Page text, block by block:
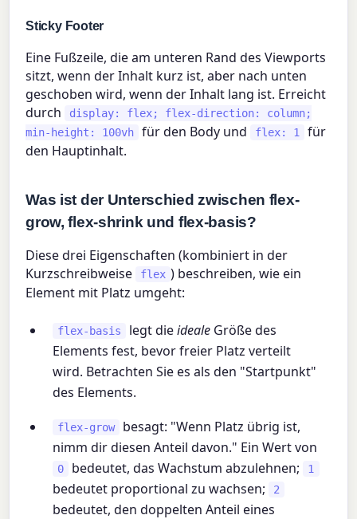
Sticky Footer
Eine Fußzeile, die am unteren Rand des Viewports
sitzt, wenn der Inhalt kurz ist, aber nach unten
geschoben wird, wenn der Inhalt lang ist. Erreicht
durch
display: flex; flex-direction: column;
min-height: 100vh
für den Body und flex: 1
für
den Hauptinhalt.
Was ist der Unterschied zwischen flex-
grow, flex-shrink und flex-basis?
Diese drei Eigenschaften (kombiniert in der
Kurzschreibweise
flex ) beschreiben, wie ein
Element mit Platz umgeht:
flex-basis legt dieideale Größe des
Elements fest, bevor freier Platz verteilt
wird. Betrachten Sie es als den "Startpunkt"
des Elements.
flex-grow
besagt: "Wenn Platz übrig ist,
nimm dir diesen Anteil davon." Ein Wert von
0 bedeutet, das Wachstum abzulehnen; 1
bedeutet proportional zu wachsen; 2
bedeutet, den doppelten Anteil eines